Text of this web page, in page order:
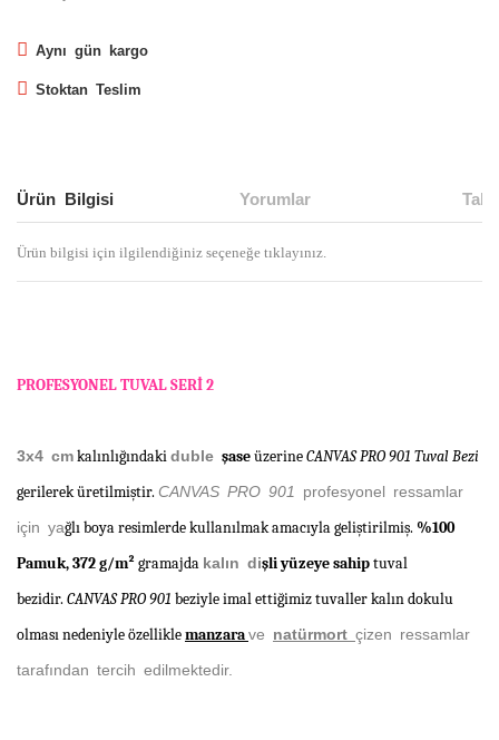
Aynı gün kargo
Stoktan Teslim
Ürün Bilgisi Yorumlar
Ürün bilgisi için ilgilendiğiniz seçeneğe tıklayınız.
PROFESYONEL TUVAL SERİ2
3x4 cm kalınlığındaki duble şaseüzerineCANVAS PRO 901 Tuval Bezi
gerilerek üretilmiştir. CANVAS PRO 901 profesyonel ressamlar
için yağlıboya resimlerde kullanılmak amacıyla geliştirilmiş. %100
Pamuk, 372 g/m²gramajda kalın dişli yüzeye sahiptuval
bezidir. CANVAS PRO 901 beziyle imal ettiğimiz tuvaller kalın dokulu
olması nedeniyle özelliklemanzara ve natürmort çizen ressamlar
tarafından tercih edilmektedir.